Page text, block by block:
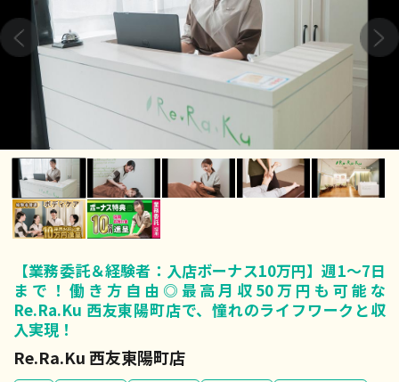
【業務委託＆経験者：入店ボーナス10万円】週1～7日
まで！働き方自由◎最高月収50万円も可能な
Re.Ra.Ku 西友東陽町店で、憧れのライフワークと収
入実現！
Re.Ra.Ku 西友東陽町店